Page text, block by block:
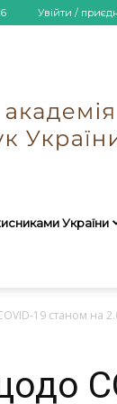
Увійти /
України
19 станом на